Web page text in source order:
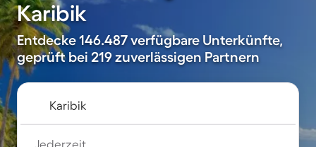
Karibik
Entdecke 146.487 verfügbare Unterkünfte,
geprüft bei 219 zuverlässigen Partnern
Jederzeit